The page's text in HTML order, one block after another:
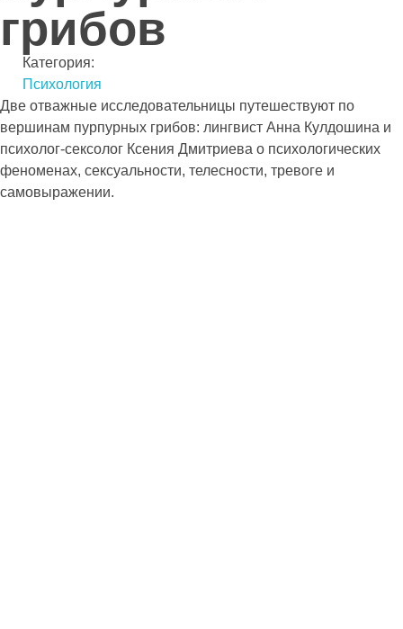
грибов
Категория:
Психология
Две отважные исследовательницы путешествуют по
вершинам пурпурных грибов: лингвист Анна Кулдошина и
психолог-сексолог Ксения Дмитриева о психологических
феноменах, сексуальности, телесности, тревоге и
самовыражении.